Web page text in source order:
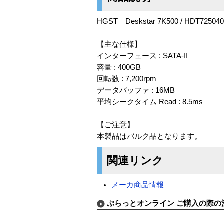
HGST Deskstar 7K500 /
【主な仕様】
インターフェース : SATA-II
容量 : 400GB
回転数 : 7,200rpm
データバッファ : 16MB
平均シークタイム Read : 8.5ms
【ご注意】
本製品はバルク品となります。
関連リンク
メーカ商品情報
ぷらっとオンライン ご購入の際の